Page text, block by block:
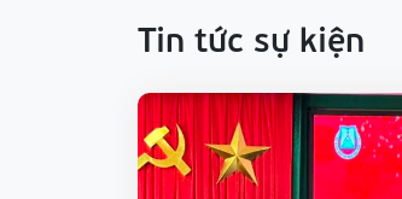
Tin tức sự kiện